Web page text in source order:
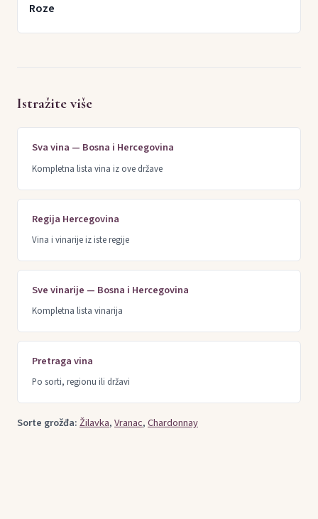
Roze
Istražite više
Sva vina — Bosna i Hercegovina
Kompletna lista vina iz ove države
Regija Hercegovina
Vina i vinarije iz iste regije
Sve vinarije — Bosna i Hercegovina
Kompletna lista vinarija
Pretraga vina
Po sorti, regionu ili državi
Sorte grožđa:Žilavka,Vranac,Chardonnay